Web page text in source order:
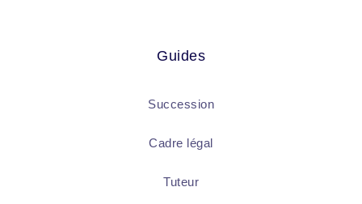
Guides
Succession
Cadre légal
Tuteur